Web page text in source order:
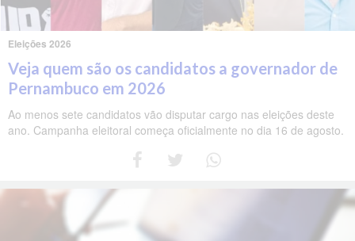
Eleições 2026
Veja quem são os candidatos a governador de
Pernambuco em 2026
Ao menos sete candidatos vão disputar cargo nas eleições deste
ano. Campanha eleitoral começa oficialmente no dia 16 de agosto.